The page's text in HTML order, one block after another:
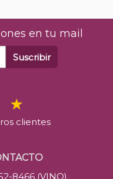
en tu mail
Suscribir
clientes
8466 (VINO)